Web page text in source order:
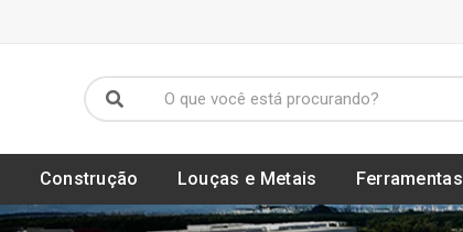
Construção Louças e Metais Ferramentas